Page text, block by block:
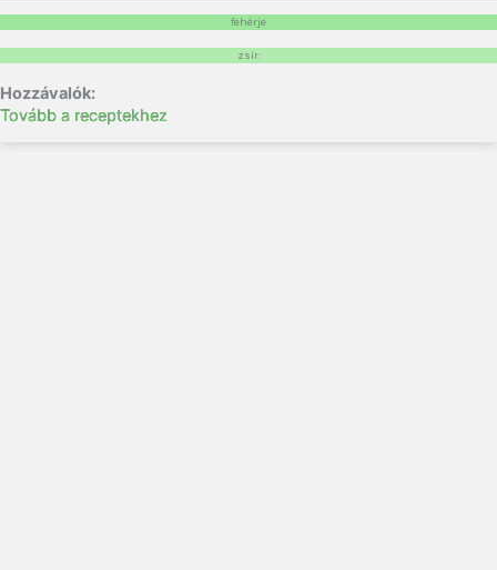
fehérje
zsír:
Tovább a receptekhez